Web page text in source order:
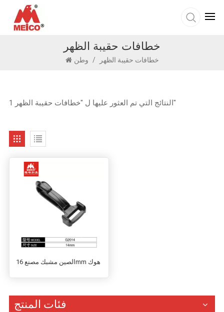
خطافات حقيبة الظهر
/ خطافات حقيبة الظهر
1 النتائج التي تم العثور عليها ل "خطافات حقيبة الظهر"
الصين مشبك مصنع 16mm هوك
فئات المنتج